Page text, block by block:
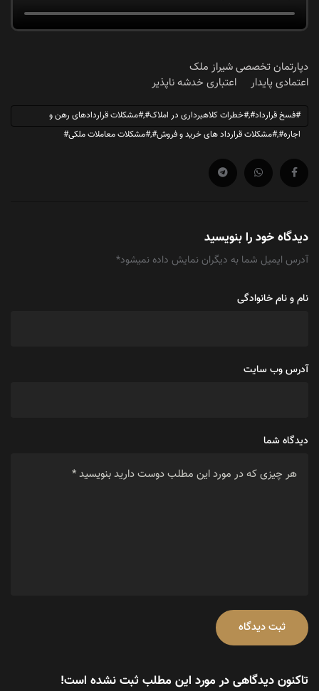
دپارتمان تخصصی شیراز ملک
اعتمادی پایدار اعتباری خدشه ناپذیر
#فسخ قرارداد#,#خطرات کلاهبرداری در املاک#,#مشکلات قراردادهای رهن و
اجاره#,#مشکلات قرارداد های خرید و فروش#,#مشکلات معاملات ملکی#
دیدگاه خود را بنویسید
آدرس ایمیل شما به دیگران نمایش داده نمیشود*
نام و نام خانوادگی
آدرس وب سایت
دیدگاه شما
ثبت دیدگاه
تاکنون دیدگاهی در مورد این مطلب ثبت نشده است!